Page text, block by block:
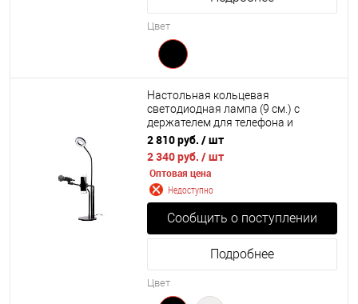
Цвет
Настольная кольцевая
светодиодная лампа (9 см.) с
держателем для телефона и
микрофоном 3 в 1
2 810 руб. / шт
2 340 руб. / шт
Оптовая цена
Недоступно
Сообщить о поступлении
Подробнее
Цвет